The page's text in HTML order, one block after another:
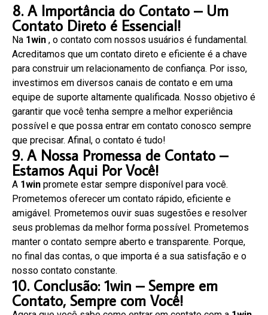
8. A Importância do Contato – Um
Contato Direto é Essencial!
Na 1win , o contato com nossos usuários é fundamental.
Acreditamos que um contato direto e eficiente é a chave
para construir um relacionamento de confiança. Por isso,
investimos em diversos canais de contato e em uma
equipe de suporte altamente qualificada. Nosso objetivo é
garantir que você tenha sempre a melhor experiência
possível e que possa entrar em contato conosco sempre
que precisar. Afinal, o contato é tudo!
9. A Nossa Promessa de Contato –
Estamos Aqui Por Você!
A 1win promete estar sempre disponível para você.
Prometemos oferecer um contato rápido, eficiente e
amigável. Prometemos ouvir suas sugestões e resolver
seus problemas da melhor forma possível. Prometemos
manter o contato sempre aberto e transparente. Porque,
no final das contas, o que importa é a sua satisfação e o
nosso contato constante.
10. Conclusão: 1win – Sempre em
Contato, Sempre com Você!